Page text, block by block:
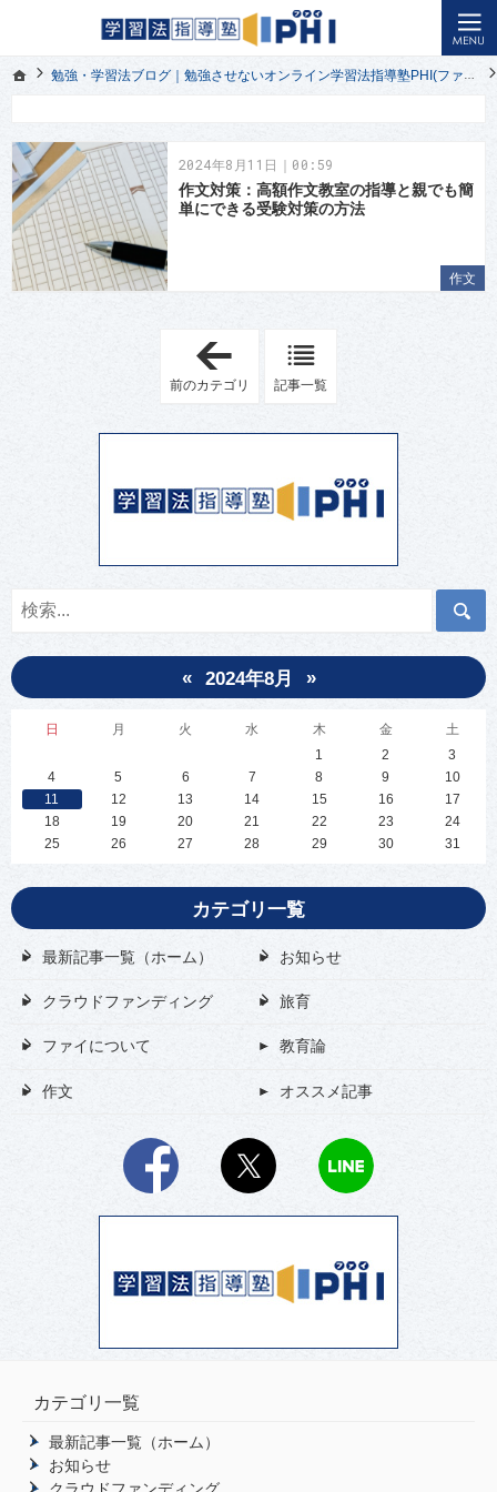
勉強・学習法ブログ｜勉強させないオンライン学習法指導塾PHI(ファイ)
オンライン授業の悩みを解決｜幼児教育から小学生・中学生・高校生の受験勉強まで対応｜学習法
小学生・中学生・高校生の受験勉強を応援する勉強させないオンライン学習法指導塾PHI(ファイ)ブ
作文
2024年8月11日｜00:59
作文対策：高額作文教室の指導と親でも簡
単にできる受験対策の方法
い
前のカテゴリ 記事一覧
« 2024年8月 »
日 月 火 水 木 金
土
1
2
3
4
5 6 7 8 9
10
11
12 13 14 15 16
17
18
19 20 21 22 23
24
25
26 27 28 29 30 31
カテゴリ一覧
最新記事一覧（ホーム） お知らせ
クラウドファンディング 旅育
ファイについて 教育論
作文 オススメ記事
Facebook
ホーム
勉強・学習法ブログ｜勉強させないオンライン学習法指導塾PHI(ファイ)
カテゴリ一覧
最新記事一覧（ホーム）
お知らせ